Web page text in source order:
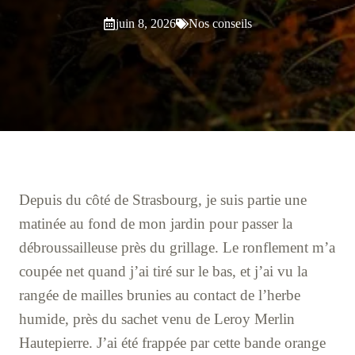
juin 8, 2026 Nos conseils
Depuis du côté de Strasbourg, je suis partie une
matinée au fond de mon jardin pour passer la
débroussailleuse près du grillage. Le ronflement m’a
coupée net quand j’ai tiré sur le bas, et j’ai vu la
rangée de mailles brunies au contact de l’herbe
humide, près du sachet venu de Leroy Merlin
Hautepierre. J’ai été frappée par cette bande orange